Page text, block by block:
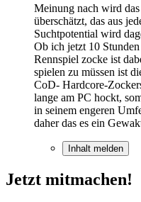
Meinung nach wird
überschätzt, das aus
Suchtpotential wird
Ob ich jetzt 10
Rennspiel zocke ist
spielen zu müssen ist
CoD- Hardcore-
lange am PC hockt,
in seinem engeren
daher das es ein
Inhalt melden
Jetzt mitmachen!